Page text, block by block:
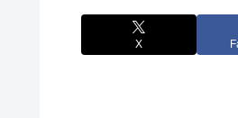
X